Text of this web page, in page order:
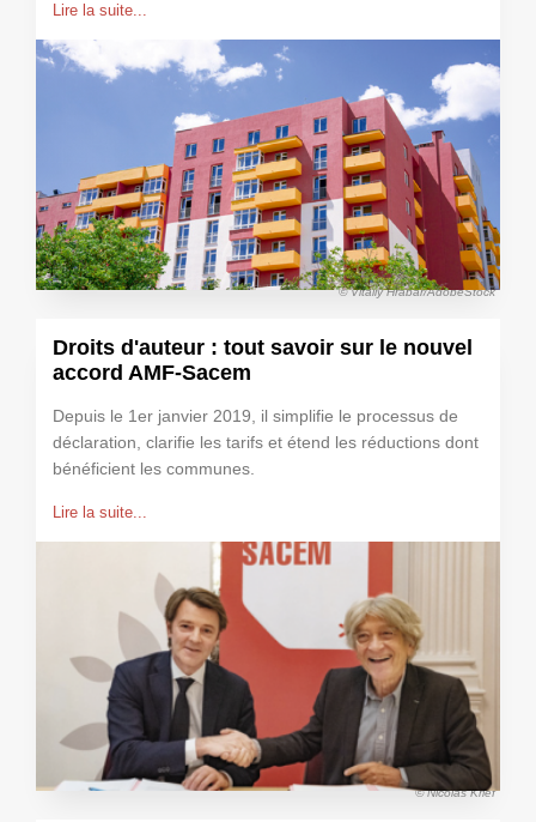
Lire la suite...
© Vitaliy Hrabar/AdobeStock
Droits d'auteur : tout savoir sur le nouvel
accord AMF-Sacem
Depuis le 1er janvier 2019, il simplifie le processus de
déclaration, clarifie les tarifs et étend les réductions dont
bénéficient les communes.
Lire la suite...
© Nicolas Krief